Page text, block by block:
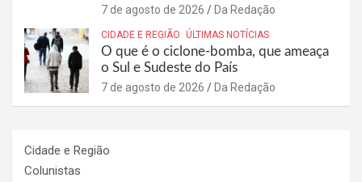
7 de agosto de 2026 Da Redação
CIDADE E REGIÃO ÚLTIMAS NOTÍCIAS
O que é o ciclone-bomba, que ameaça
o Sul e Sudeste do País
7 de agosto de 2026 Da Redação
Cidade e Região
Colunistas